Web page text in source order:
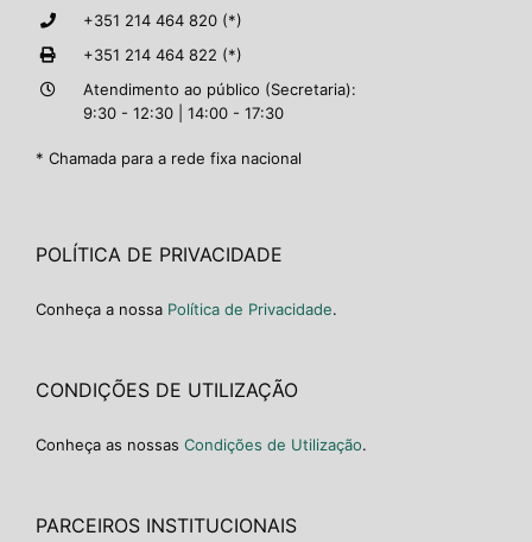
+351 214 464 820 (*)
+351 214 464 822 (*)
Atendimento ao público (Secretaria):
9:30 - 12:30 | 14:00 - 17:30
* Chamada para a rede fixa nacional
POLÍTICA DE PRIVACIDADE
Conheça a nossa Política de Privacidade.
CONDIÇÕES DE UTILIZAÇÃO
Conheça as nossas Condições de Utilização.
PARCEIROS INSTITUCIONAIS